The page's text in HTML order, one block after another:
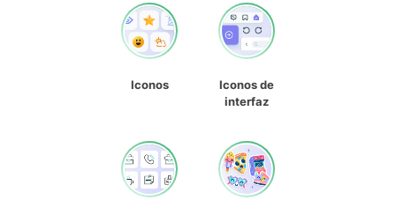
Iconos
Iconos de
interfaz